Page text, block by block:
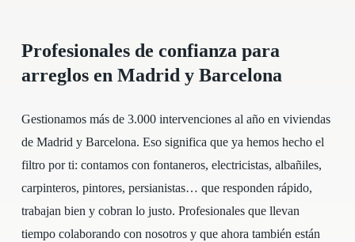
Profesionales de confianza para
arreglos en Madrid y Barcelona
Gestionamos más de 3.000 intervencionesal año en viviendas
de Madrid y Barcelona. Eso significa que ya hemos hecho el
filtro por ti: contamos con fontaneros, electricistas, albañiles,
carpinteros, pintores, persianistas… que responden rápido,
trabajan bien y cobran lo justo. Profesionales que llevan
tiempo colaborando con nosotros y que ahora también están